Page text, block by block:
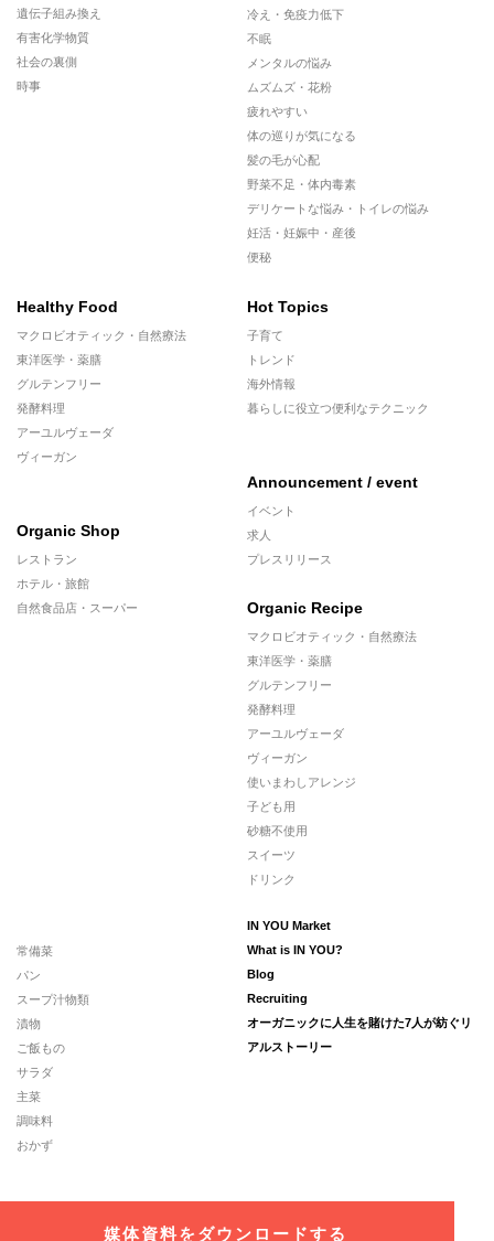
遺伝子組み換え
有害化学物質
社会の裏側
時事
冷え・免疫力低下
不眠
メンタルの悩み
ムズムズ・花粉
疲れやすい
体の巡りが気になる
髪の毛が心配
野菜不足・体内毒素
デリケートな悩み・トイレの悩み
妊活・妊娠中・産後
便秘
Healthy Food
マクロビオティック・自然療法
東洋医学・薬膳
グルテンフリー
発酵料理
アーユルヴェーダ
ヴィーガン
Organic Shop
レストラン
ホテル・旅館
自然食品店・スーパー
Hot Topics
子育て
トレンド
海外情報
暮らしに役立つ便利なテクニック
Announcement / event
イベント
求人
プレスリリース
Organic Recipe
マクロビオティック・自然療法
東洋医学・薬膳
グルテンフリー
発酵料理
アーユルヴェーダ
ヴィーガン
使いまわしアレンジ
子ども用
砂糖不使用
スイーツ
ドリンク
常備菜
パン
スープ汁物類
漬物
ご飯もの
サラダ
主菜
調味料
おかず
IN YOU Market
What is IN YOU?
Blog
Recruiting
オーガニックに人生を賭けた7人が紡ぐリ
アルストーリー
媒体資料をダウンロードする